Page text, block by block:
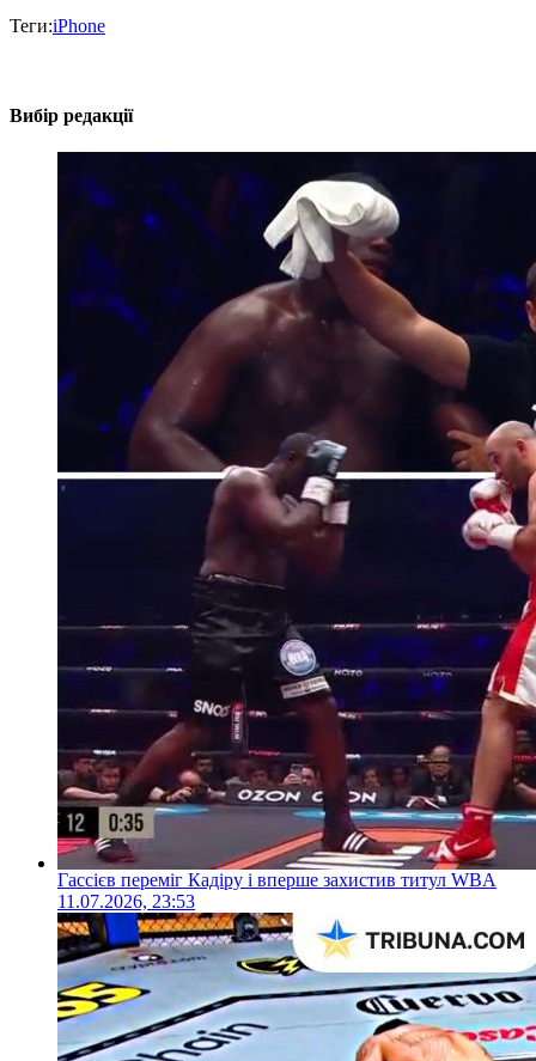
Теги:iPhone
Вибір редакції
Гассієв переміг Кадіру і вперше захистив титул WBA
11.07.2026, 23:53